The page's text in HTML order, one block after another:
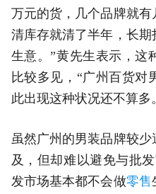
万元的货，几个品牌就
清库存就清了半年，长
生意。”黄先生表示，这
比较多见，“广州百货对
此出现这种状况还不算多
虽然广州的男装品牌较
及，但却难以避免与批
发市场基本都不会做零售